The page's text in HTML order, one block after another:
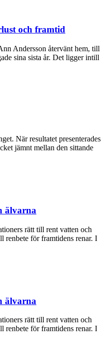
och framtid
Andersson återvänt hem, till
sina sista år. Det ligger intill
När resultatet presenterades
jämnt mellan den sittande
älvarna
rätt till rent vatten och
för framtidens renar. I
älvarna
rätt till rent vatten och
för framtidens renar. I